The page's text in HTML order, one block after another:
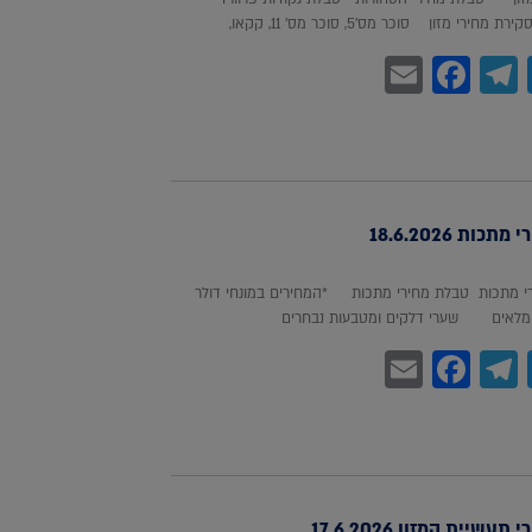
מזון סוכר מס'5, סוכר מס' 11, קקאו,
Twitter
Telegram
Facebook
Email
18.6.2026
מתכות טבלת מחירי מתכות *המחירים במונחי דולר
שערי דלקים ומטבעות נבחרים
Twitter
Telegram
Facebook
Email